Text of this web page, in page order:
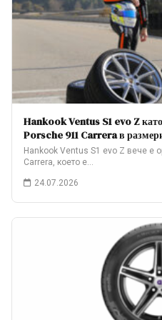
Hankook Ventus S1 evo Z
Porsche 911 Carrera в
Hankook Ventus S1 evo Z вече е
Carrera, което е…
24.07.2026